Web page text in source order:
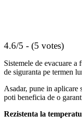
4.6/5 - (5 votes)
Sistemele de evacuare
de siguranta pe termen
Asadar, pune in aplicare
poti beneficia de o
Rezistenta la